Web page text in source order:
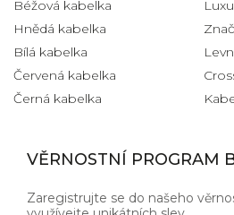
Béžová kabelka
Hnědá kabelka
Bílá kabelka
Červená kabelka
Černá kabelka
VĚRNOSTNÍ PROGRAM
Zaregistrujte se do našeho